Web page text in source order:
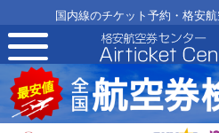
国内線のチケット予約・格安
toggle
navigation